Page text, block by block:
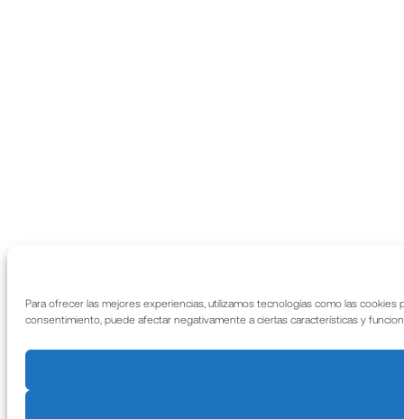
Para ofrecer las mejores experiencias, utilizamos tecnologías como las
consentimiento, puede afectar negativamente a ciertas características y